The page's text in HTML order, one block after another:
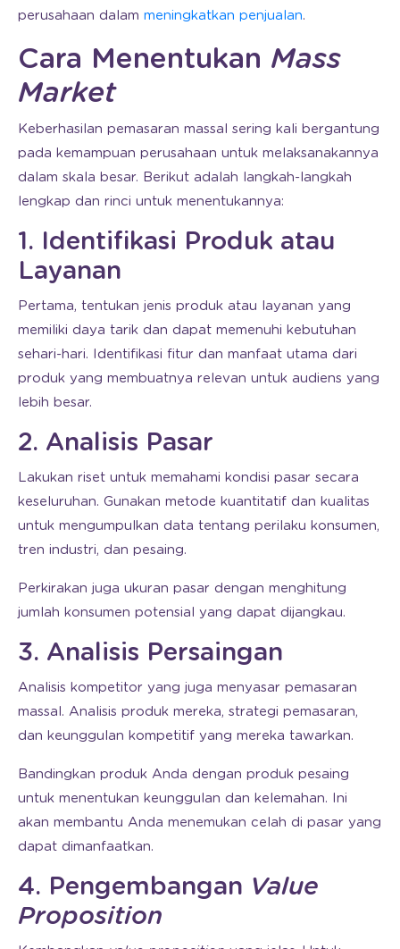
perusahaan dalam meningkatkan penjualan.
Cara Menentukan Mass
Market
Keberhasilan pemasaran massal sering kali bergantung
pada kemampuan perusahaan untuk melaksanakannya
dalam skala besar. Berikut adalah langkah-langkah
lengkap dan rinci untuk menentukannya:
1. Identifikasi Produk atau
Layanan
Pertama, tentukan jenis produk atau layanan yang
memiliki daya tarik dan dapat memenuhi kebutuhan
sehari-hari. Identifikasi fitur dan manfaat utama dari
produk yang membuatnya relevan untuk audiens yang
lebih besar.
2. Analisis Pasar
Lakukan riset untuk memahami kondisi pasar secara
keseluruhan. Gunakan metode kuantitatif dan kualitas
untuk mengumpulkan data tentang perilaku konsumen,
tren industri, dan pesaing.
Perkirakan juga ukuran pasar dengan menghitung
jumlah konsumen potensial yang dapat dijangkau.
3. Analisis Persaingan
Analisis kompetitor yang juga menyasar pemasaran
massal. Analisis produk mereka, strategi pemasaran,
dan keunggulan kompetitif yang mereka tawarkan.
Bandingkan produk Anda dengan produk pesaing
untuk menentukan keunggulan dan kelemahan. Ini
akan membantu Anda menemukan celah di pasar yang
dapat dimanfaatkan.
4. Pengembangan Value
Proposition